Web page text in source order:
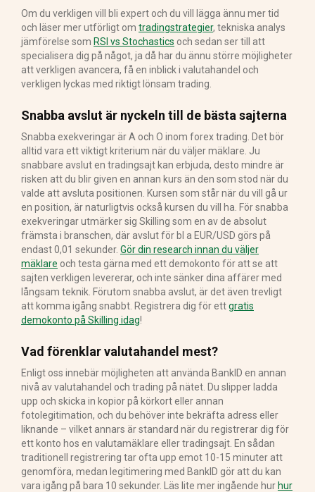
Om du verkligen vill bli expert och du vill lägga ännu mer tid
och läser mer utförligt om tradingstrategier, tekniska analys
jämförelse som RSI vs Stochastics och sedan ser till att
specialisera dig på något, ja då har du ännu större möjligheter
att verkligen avancera, få en inblick i valutahandel och
verkligen lyckas med riktigt lönsam trading.
Snabba avslut är nyckeln till de bästa sajterna
Snabba exekveringar är A och O inom forex trading. Det bör
alltid vara ett viktigt kriterium när du väljer mäklare. Ju
snabbare avslut en tradingsajt kan erbjuda, desto mindre är
risken att du blir given en annan kurs än den som stod när du
valde att avsluta positionen. Kursen som står när du vill gå ur
en position, är naturligtvis också kursen du vill ha. För snabba
exekveringar utmärker sig Skilling som en av de absolut
främsta i branschen, där avslut för bl a EUR/USD görs på
endast 0,01 sekunder. Gör din research innan du väljer
mäklare och testa gärna med ett demokonto för att se att
sajten verkligen levererar, och inte sänker dina affärer med
långsam teknik. Förutom snabba avslut, är det även trevligt
att komma igång snabbt. Registrera dig för ettgratis
demokonto på Skilling idag!
Vad förenklar valutahandel mest?
Enligt oss innebär möjligheten att använda BankID en annan
nivå av valutahandel och trading på nätet. Du slipper ladda
upp och skicka in kopior på körkort eller annan
fotolegitimation, och du behöver inte bekräfta adress eller
liknande – vilket annars är standard när du registrerar dig för
ett konto hos en valutamäklare eller tradingsajt. En sådan
traditionell registrering tar ofta upp emot 10-15 minuter att
genomföra, medan legitimering med BankID gör att du kan
vara igång på bara 10 sekunder. Läs lite mer ingående hurhur